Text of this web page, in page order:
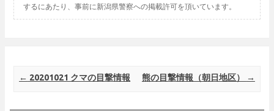
するにあたり、事前に新潟県警察への掲載許可を頂いています。
Post navigation
← 20201021 クマの目撃情報 熊の目撃情報（朝日地区） →